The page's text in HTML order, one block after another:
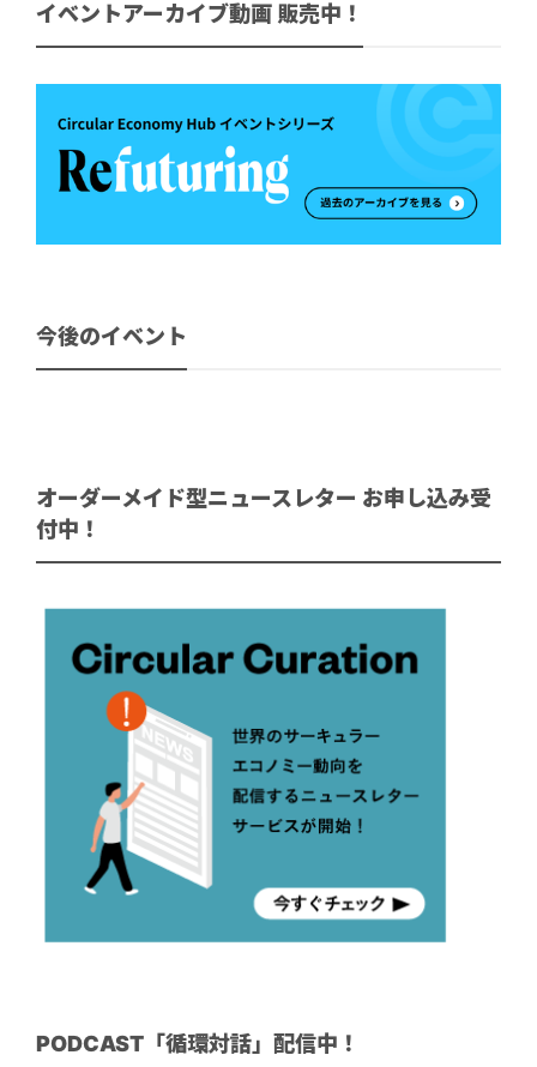
イベントアーカイブ動画 販売中！
今後のイベント
オーダーメイド型ニュースレター お申し込み受
付中！
PODCAST「循環対話」配信中！